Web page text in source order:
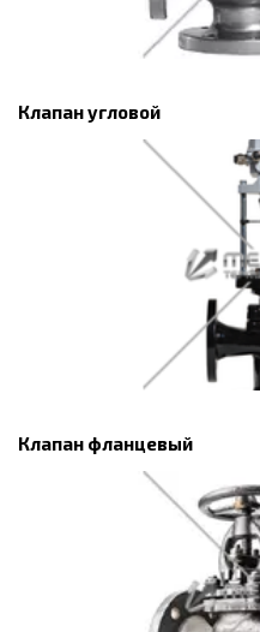
Клапан угловой
Клапан фланцевый